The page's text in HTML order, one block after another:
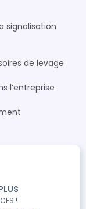
signalisation
de levage
l’entreprise
!